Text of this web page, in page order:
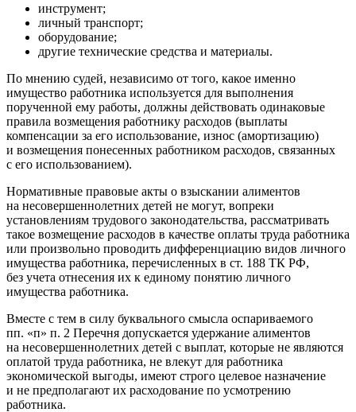
инструмент;
личный транспорт;
оборудование;
другие технические средства и материалы.
По мнению судей, независимо от того, какое именно
имущество работника используется для выполнения
порученной ему работы, должны действовать одинаковые
правила возмещения работнику расходов (выплаты
компенсации за его использование, износ (амортизацию)
и возмещения понесенных работником расходов, связанных
с его использованием).
Нормативные правовые акты о взыскании алиментов
на несовершеннолетних детей не могут, вопреки
установлениям трудового законодательства, рассматривать
такое возмещение расходов в качестве оплаты труда работника
или произвольно проводить дифференциацию видов личного
имущества работника, перечисленных в ст. 188 ТК РФ,
без учета отнесения их к единому понятию личного
имущества работника.
Вместе с тем в силу буквального смысла оспариваемого
пп. «п» п. 2 Перечня допускается удержание алиментов
на несовершеннолетних детей с выплат, которые не являются
оплатой труда работника, не влекут для работника
экономической выгоды, имеют строго целевое назначение
и не предполагают их расходование по усмотрению
работника.